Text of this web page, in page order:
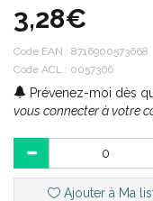
Produit :
Code ACL : 0057366
3,28€
Code EAN : 8716900573668
Code ACL : 0057366
Prévenez-moi dès
vous connecter à votre
Ajouter à Ma